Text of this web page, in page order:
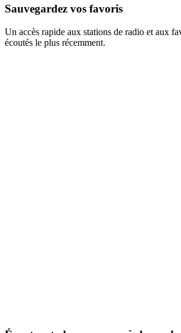
Sauvegardez vos favoris
Un accès rapide aux stations de radio et aux
écoutés le plus récemment.